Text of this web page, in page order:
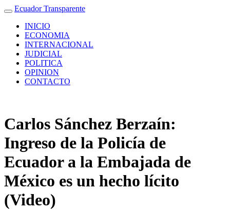
Ecuador Transparente
INICIO
ECONOMIA
INTERNACIONAL
JUDICIAL
POLITICA
OPINION
CONTACTO
Carlos Sánchez Berzaín:
Ingreso de la Policía de
Ecuador a la Embajada de
México es un hecho lícito
(Video)